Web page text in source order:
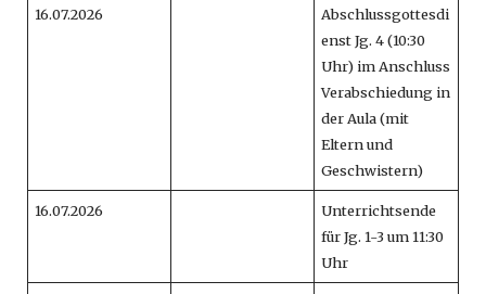
16.07.2026
Abschlussgottesdi
enst Jg. 4 (10:30
Uhr) im Anschluss
Verabschiedung in
der Aula (mit
Eltern und
Geschwistern)
16.07.2026
Unterrichtsende
für Jg. 1-3 um 11:30
Uhr